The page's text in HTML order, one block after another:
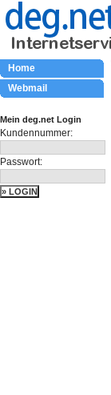
Home
Webmail
Mein deg.net Login
Kundennummer:
Passwort: